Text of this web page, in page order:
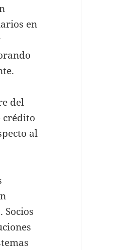
en
del
crédito
al
Socios